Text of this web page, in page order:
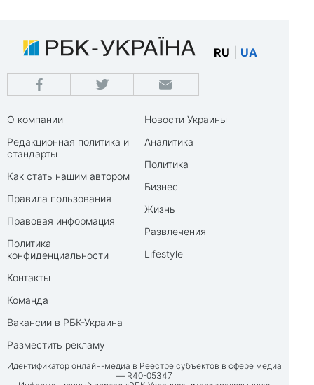
RU UA
О компании
Редакционная политика и
стандарты
Как стать нашим автором
Правила пользования
Правовая информация
Политика
конфиденциальности
Контакты
Команда
Вакансии в РБК-Украина
Разместить рекламу
Новости Украины
Аналитика
Политика
Бизнес
Жизнь
Развлечения
Lifestyle
Идентификатор онлайн-медиа в Реестре субъектов в сфере медиа
— R40-05347